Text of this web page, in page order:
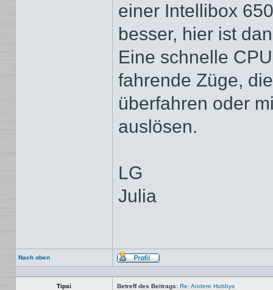
einer Intellibox
besser, hier ist
Eine schnelle
fahrende Züge,
überfahren oder
auslösen.
LG
Julia
Nach oben
Profil
Tipsi Betreff des Beitrags: Re: Andere Hobbys